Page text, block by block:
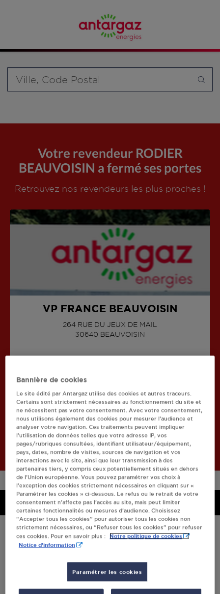
bouteille souhaité et le type de point de vente (revendeur /
distributeur automatique de bouteilles de gaz ou station GPL
carburant)
Votre revendeur RODIER
BEAUVOISIN a fermé ses portes
Retrouvez nos revendeurs les plus proches !
VP FRANCE BEAUVOISIN
264 RUE DU JEUX DE MAIL
30640 BEAUVOISIN
AFFICHER LE TÉLÉPHONE
Recherchez un autre revendeur
Retourner à l'accueil
Menu
Bannière de cookies
Le site édité par Antargaz utilise des cookies et autres traceurs.
Certains sont strictement nécessaires au fonctionnement du site et
ne nécessitent pas votre consentement. Avec votre consentement,
nous utilisons également des cookies pour mesurer l’audience et
analyser votre navigation. Ces traitements peuvent impliquer
l’utilisation de données telles que votre adresse IP, vos
pages/rubriques consultées, identifiant utilisateur/équipement,
pays, dates, nombre de visites, sources de navigation et vos
interactions avec le site, ainsi que leur transmission à des
partenaires tiers, y compris ceux potentiellement situés en dehors
de l’Union européenne. Vous pouvez paramétrer vos choix à
l’exception des cookies strictement nécessaires en cliquant sur «
Paramétrer les cookies » ci-dessous. Le refus ou le retrait de votre
consentement n’affecte pas l’accès au site, mais peut limiter
certaines fonctionnalités ou mesures d’audience. Choisissez
“Accepter tous les cookies” pour autoriser tous les cookies non
strictement nécessaires, ou “Refuser tous les cookies” pour refuser
ces cookies. Pour en savoir plus :
Notre politique de cookies
Notice d'information
Paramétrer les cookies